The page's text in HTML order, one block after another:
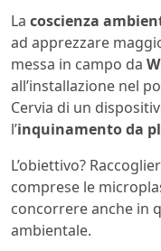
La coscienza
ad apprezzare
messa in campo da
all’installazione nel
Cervia di un
l’inquinamento da
L’obiettivo?
comprese le
concorrere anche in
ambientale.